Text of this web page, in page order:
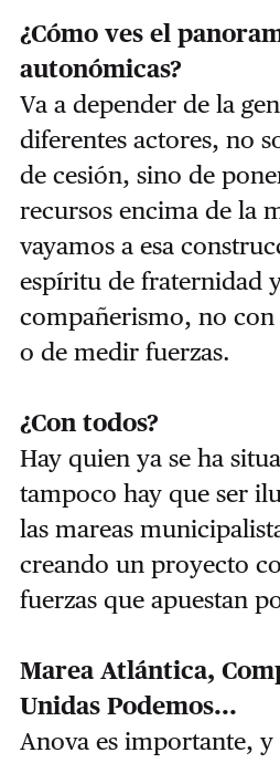
¿Cómo ves el
autonómicas?
Va a depender de la
diferentes actores, no
de cesión, sino de
recursos encima de la
vayamos a esa
espíritu de fraternidad
compañerismo, no
o de medir fuerzas.
¿Con todos?
Hay quien ya se ha
tampoco hay que ser
las mareas
creando un proyecto
fuerzas que apuestan
Marea Atlántica,
Unidas Podemos...
Anova es importante,